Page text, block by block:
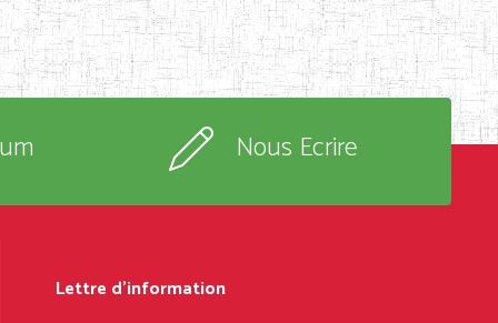
Nous Ecrire
Lettre d'information